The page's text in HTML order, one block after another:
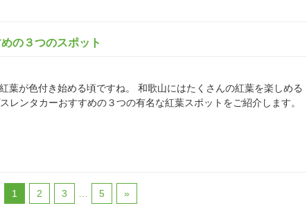
の３つのスポット
葉が色付き始める頃ですね。 和歌山にはたくさんの紅葉を楽しめる
レンタカーおすすめの３つの有名な紅葉スポットをご紹介します。
1 2 3 5 »